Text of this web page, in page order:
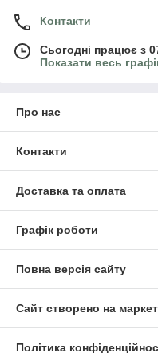
Контакти
Сьогодні працює з
Показати весь
Про нас
Контакти
Доставка та оплата
Графік роботи
Повна версія сайту
Сайт створено на
Політика